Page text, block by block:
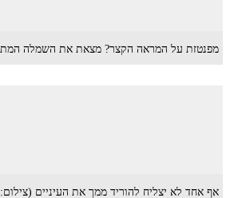
מפנטזת על המראה הקצר? מצאת את השמלה
אף אחד לא יצליח להוריד ממך את העיניים (צילום: